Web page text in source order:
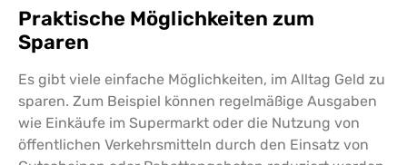
Praktische Möglichkeiten zum
Sparen
Es gibt viele einfache Möglichkeiten, im Alltag Geld zu
sparen. Zum Beispiel können regelmäßige Ausgaben
wie Einkäufe im Supermarkt oder die Nutzung von
öffentlichen Verkehrsmitteln durch den Einsatz von